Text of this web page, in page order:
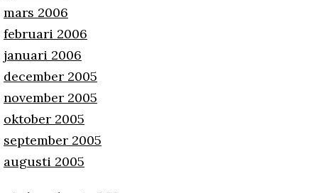
mars 2006
februari 2006
januari 2006
december 2005
november 2005
oktober 2005
september 2005
augusti 2005